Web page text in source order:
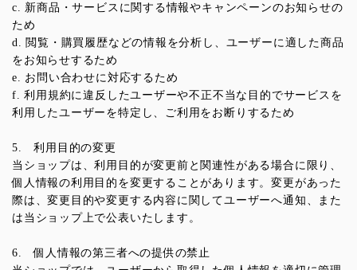
c. 新商品・サービスに関する情報やキャンペーンのお知らせの
ため
d. 閲覧・購買履歴などの情報を分析し、ユーザーに適した商品
をお知らせするため
e. お問い合わせに対応するため
f. 利用規約に違反したユーザーや不正不当な目的でサービスを
利用したユーザーを特定し、ご利用をお断りするため
5. 利用目的の変更
当ショップは、利用目的が変更前と関連性がある場合に限り、
個人情報の利用目的を変更することがあります。変更があった
際は、変更目的や変更する内容に関してユーザーへ通知、また
は当ショップ上で公表いたします。
6. 個人情報の第三者への提供の禁止